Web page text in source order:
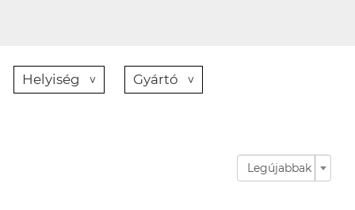
Helyiség Gyártó
Legújabbak